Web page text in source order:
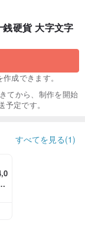
硬貨 大字文字
作成できます。
てから、制作を開始
定です。
すべてを見る(1)